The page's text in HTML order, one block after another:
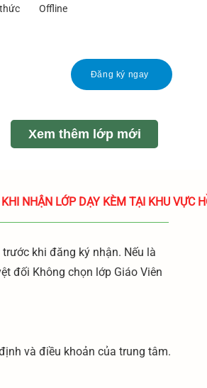
Offline
Đăng ký ngay
Xem thêm lớp mới
NHẬN LỚP DẠY KÈM TẠI KHU VỰC
khi đăng ký nhận. Nếu là
đối Không chọn lớp Giáo Viên
và điều khoản của trung tâm.